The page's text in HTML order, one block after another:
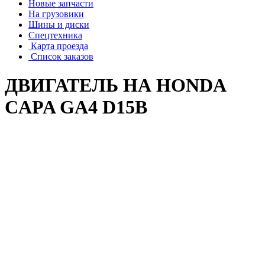
Новые запчасти
На грузовики
Шины и диски
Спецтехника
Карта проезда
Список заказов
ДВИГАТЕЛЬ НА HONDA
CAPA GA4 D15B